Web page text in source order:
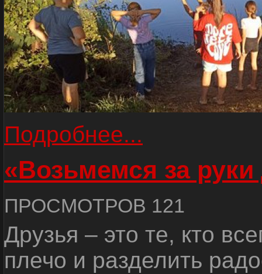
Подробнее...
«Возьмемся за руки
ПРОСМОТРОВ 121
Друзья – это те, кто
плечо и разделить